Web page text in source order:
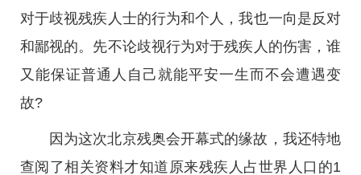
对于歧视残疾人士的行为和个人，我也一向是反对
和鄙视的。先不论歧视行为对于残疾人的伤害，谁
又能保证普通人自己就能平安一生而不会遭遇变
故?
因为这次北京残奥会开幕式的缘故，我还特地
查阅了相关资料才知道原来残疾人占世界人口的1